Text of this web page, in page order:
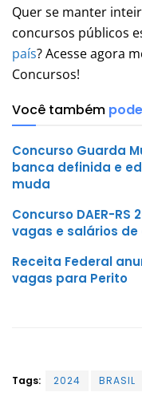
Quer se manter
concursos públicos
país? Acesse agora
Concursos!
Você também
Concurso Guarda
banca definida e
muda
Concurso DAER-RS
vagas e salários de
Receita Federal
vagas para Perito
Tags: 2024 BRASIL